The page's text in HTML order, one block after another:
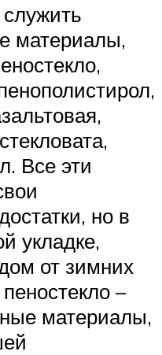
материалы,
Все эти
но в
укладке,
от зимних
–
материалы,